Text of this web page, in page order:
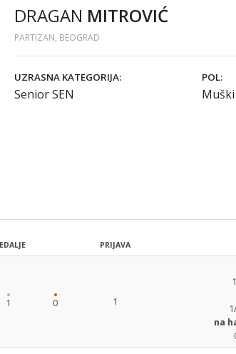
DRAGAN MITROVIĆ
PARTIZAN, BEOGRAD
UZRASNA KATEGORIJA:
Senior SEN
POL:
Muški
PRIJAVA
1 0 1
na